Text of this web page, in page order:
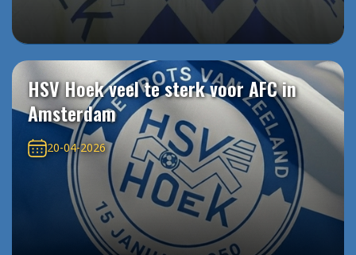
HSV Hoek veel te sterk voor AFC in
Amsterdam
20-04-2026